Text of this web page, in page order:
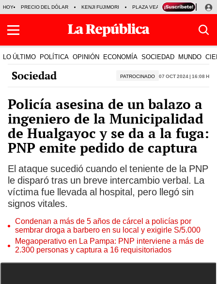
HOY PRECIO DEL DÓLAR KENJI FUJIMORI PLAZA VEA FERIADOS
LO ÚLTIMO POLÍTICA OPINIÓN ECONOMÍA SOCIEDAD MUNDO
Sociedad PATROCINADO 07 Oct 2024 | 16:08 h
Policía asesina de un balazo a
ingeniero de la Municipalidad
de Hualgayoc y se da a la fuga:
PNP emite pedido de captura
El ataque sucedió cuando el teniente de la PNP
le disparó tras un breve intercambio verbal. La
víctima fue llevada al hospital, pero llegó sin
signos vitales.
Condenan a más de 5 años de cárcel a policías por
sembrar droga a barbero en su local y exigirle S/5.000
Megaoperativo en La Pampa: PNP interviene a más de
2.300 personas y captura a 16 requisitoriados